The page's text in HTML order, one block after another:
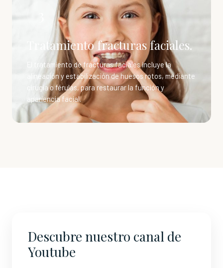
Tratamiento fracturas faciales.
El tratamiento de fracturas faciales incluye la
alineación y estabilización de huesos rotos, mediante
cirugía o férulas, para restaurar la función y
apariencia facial.
Descubre nuestro canal de
Youtube